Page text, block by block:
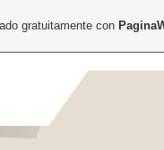
gratuitamente con